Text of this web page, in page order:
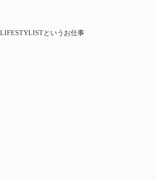
LIFESTYLISTというお仕事